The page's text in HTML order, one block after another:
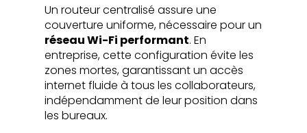
Un routeur centralisé assure une
couverture uniforme, nécessaire pour un
réseau Wi-Fi performant. En
entreprise, cette configuration évite les
zones mortes, garantissant un accès
internet fluide à tous les collaborateurs,
indépendamment de leur position dans
les bureaux.